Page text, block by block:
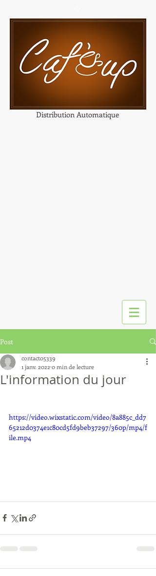
Distribution Automatique
Post
L'information du jour
contact05339
1 janv. 2022 0 min de lecture
https://video.wixstatic.com/video/8a885c_dd7
65212d0374e1c80cd5fd9beb37297/360p/mp4/f
ile.mp4